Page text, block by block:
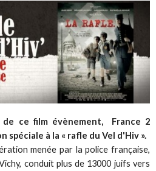
ce film évènement, France 2
spéciale à la « rafle du Vel d'Hiv ».
menée par la police française,
conduit plus de 13000 juifs vers